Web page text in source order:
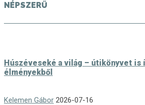
NÉPSZERŰ
Húszéveseké a világ – útikönyvet is
élményekből
Kelemen Gábor 2026-07-16